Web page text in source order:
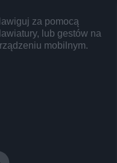
za pomocą
lub gestów na
mobilnym.